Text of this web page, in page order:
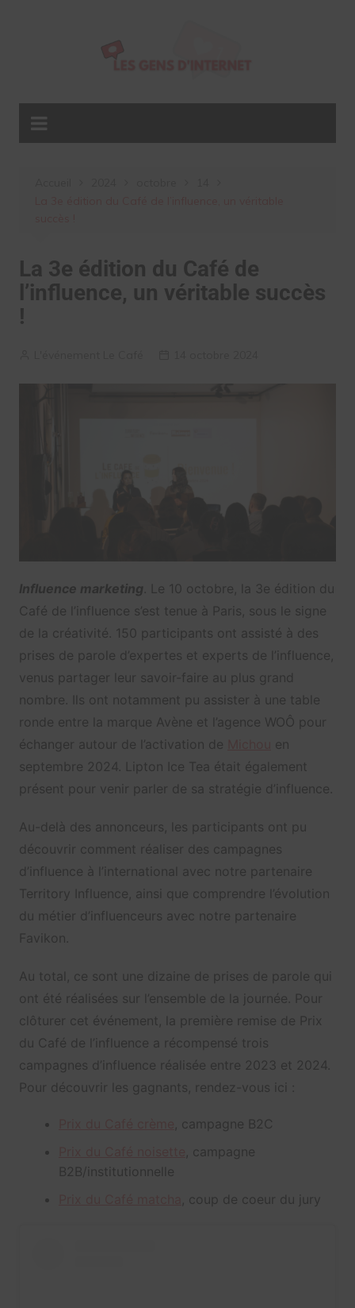
La 3e édition du Café de
l’influence, un véritable succès
!
Influence marketing . Le 10 octobre, la 3e édition du
Café de l’influence s’est tenue à Paris, sous le signe
de la créativité. 150 participants ont assisté à des
prises de parole d’expertes et experts de l’influence,
venus partager leur savoir-faire au plus grand
nombre. Ils ont notamment pu assister à une table
ronde entre la marque Avène et l’agence WOÔ pour
échanger autour de l’activation de
en
septembre 2024. Lipton Ice Tea était également
présent pour venir parler de sa stratégie d’influence.
Au-delà des annonceurs, les participants ont pu
découvrir comment réaliser des campagnes
d’influence à l’international avec notre partenaire
Territory Influence, ainsi que comprendre l’évolution
du métier d’influenceurs avec notre partenaire
Favikon.
Au total, ce sont une dizaine de prises de parole qui
ont été réalisées sur l’ensemble de la journée. Pour
clôturer cet événement, la première remise de Prix
du Café de l’influence a récompensé trois
campagnes d’influence réalisée entre 2023 et 2024.
Pour découvrir les gagnants, rendez-vous ici :
, campagne B2C
, campagne
B2B/institutionnelle
, coup de coeur du jury